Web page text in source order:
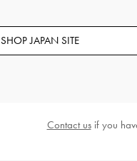
SHOP JAPAN SITE
Contact usif you